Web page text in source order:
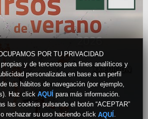
POR TU PRIVACIDAD
y de terceros para fines analíticos y
personalizada en base a un perfil
tus hábitos de navegación (por ejemplo,
Haz click AQUÍ para más información.
las cookies pulsando el botón “ACEPTAR”
rechazar su uso haciendo click AQUÍ